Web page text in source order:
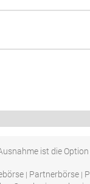
ist die
| Partnerbörse |